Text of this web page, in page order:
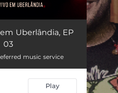
(Ao Vivo) 03:09
03:23
Uberlândia, EP
03
music service
Play